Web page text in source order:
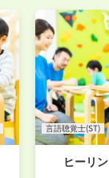
言語聴覚士(ST)
ヒーリ